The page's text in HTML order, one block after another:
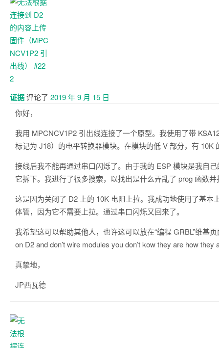
注
释
证据评论了 2019 年 9 月 15 日
你好，
我用 MPCNCV1P2 引出线连接了一个原型。我使用了带
标记为 J18）的电平转换器模块。在模块的低 V 部分，有 10K
接线后我不能再通过串口闪烁了。由于我的 ESP 模块是我自
它拆下。我进行了很多搜索，以找出是什么弄乱了 prog 函数并
这是因为关闭了 D2 上的 10K 电阻上拉。我成功地使用了基本
体管，因为它不需要上拉。通过串口闪烁又回来了。
我希望这可以帮助其他人，也许这可以放在“编程 GRBL”维基
on D2 and don’t wire modules you don’t kow they are how they
真挚地，
JP西瓦德